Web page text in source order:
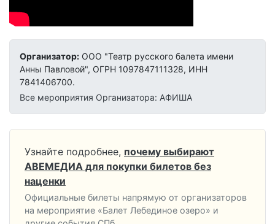
Организатор: ООО "Театр русского балета имени
Анны Павловой", ОГРН 1097847111328, ИНН
7841406700.
Все мероприятия Организатора: АФИША
Узнайте подробнее, почему выбирают
АВЕМЕДИА для покупки билетов без
наценки
Официальные билеты напрямую от организаторов
на мероприятие «Балет Лебединое озеро» и